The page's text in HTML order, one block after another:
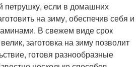
петрушку, если в домашних
на зиму, обеспечив себя и
В свежем виде срок
заготовка на зиму позволит
готовя разнообразные